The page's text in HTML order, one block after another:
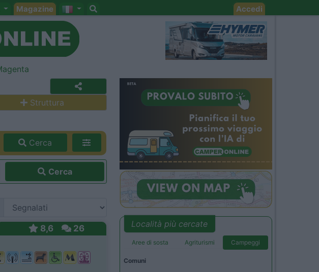
Magazine Accedi
Struttura
Cerca
Cerca
8,6 26 Località più cercate
Aree di sosta Agriturismi Campeggi
Comuni